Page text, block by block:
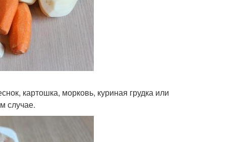
картошка, морковь, куриная грудка или
случае.